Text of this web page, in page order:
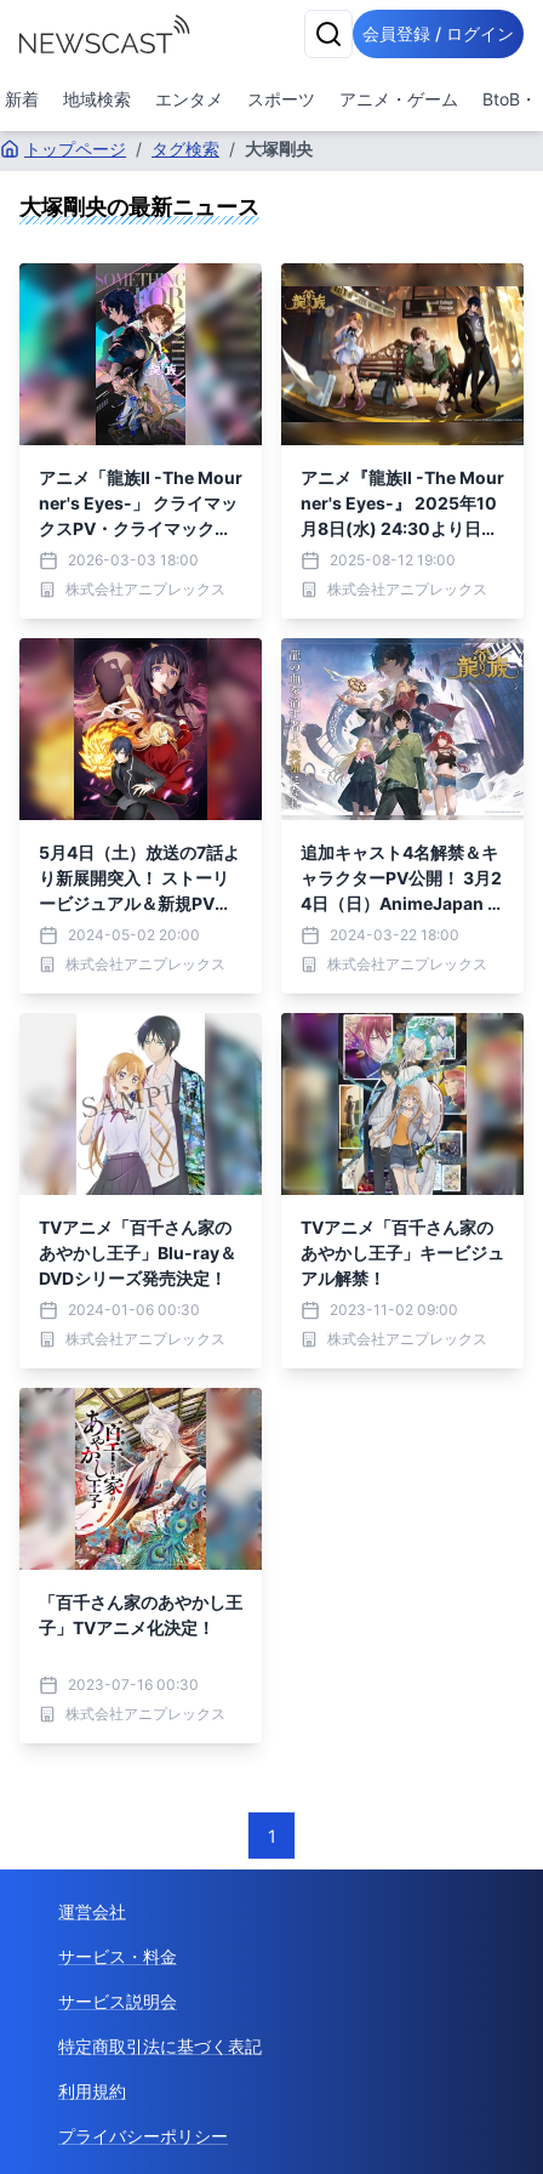
会員登録 / ログイン
新着 地域検索 エンタメ スポーツ アニメ・ゲーム BtoB・
トップページ / タグ検索 / 大塚剛央
大塚剛央の最新ニュース
アニメ「龍族Ⅱ -The Mour
ner's Eyes-」 クライマッ
クスPV・クライマックス
ビジュアルが公開！
2026-03-03 18:00
株式会社アニプレックス
アニメ『龍族Ⅱ -The Mour
ner's Eyes-』 2025年10
月8日(水) 24:30より日本
語吹替版放送開始！ ティ
ザーPV＆ティザービジュ
アル第２弾も解禁！
2025-08-12 19:00
株式会社アニプレックス
5月4日（土）放送の7話よ
り新展開突入！ ストーリ
ービジュアル＆新規PV公
開！ エンディングテーマ
水槽「ランタノイド」期間
生産限定盤の ジャケット
2024-05-02 20:00
株式会社アニプレックス
追加キャスト4名解禁＆キ
ャラクターPV公開！ 3月2
4日（日）AnimeJapan 2
024アニプレックスブース
にて開催の 「龍族 -The Bl
azing Dawn-」ステージ
サリー登壇決定！
2024-03-22 18:00
株式会社アニプレックス
TVアニメ「百千さん家の
あやかし王子」Blu-ray＆
DVDシリーズ発売決定！
2024-01-06 00:30
株式会社アニプレックス
TVアニメ「百千さん家の
あやかし王子」キービジュ
アル解禁！
2023-11-02 09:00
株式会社アニプレックス
「百千さん家のあやかし王
子」TVアニメ化決定！
2023-07-16 00:30
株式会社アニプレックス
1
運営会社
サービス・料金
サービス説明会
特定商取引法に基づく表記
利用規約
プライバシーポリシー